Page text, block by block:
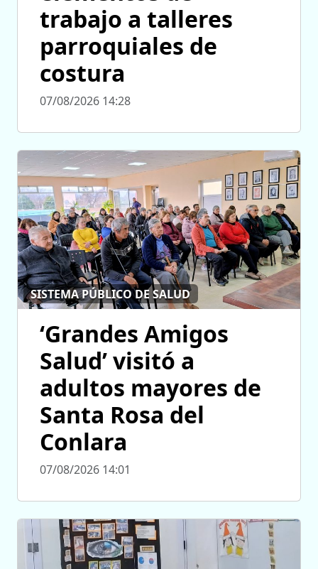
trabajo a talleres
parroquiales de
costura
07/08/2026 14:28
SISTEMA PÚBLICO DE SALUD
‘Grandes Amigos
Salud’ visitó a
adultos mayores de
Santa Rosa del
Conlara
07/08/2026 14:01